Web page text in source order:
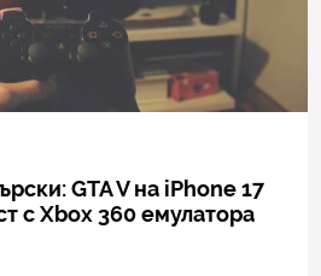
GTA V на iPhone 17
с Xbox 360 емулатора